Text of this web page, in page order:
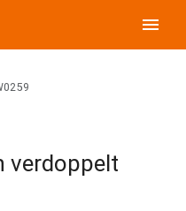
menu
verdoppelt